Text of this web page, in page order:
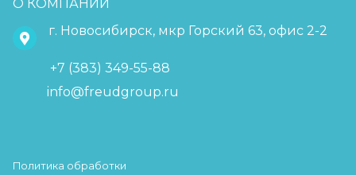
О КОМПАНИИ
г. Новосибирск, мкр Горский 63, офис 2-2
+7 (383) 349-55-88
info@freudgroup.ru
Политика обработки